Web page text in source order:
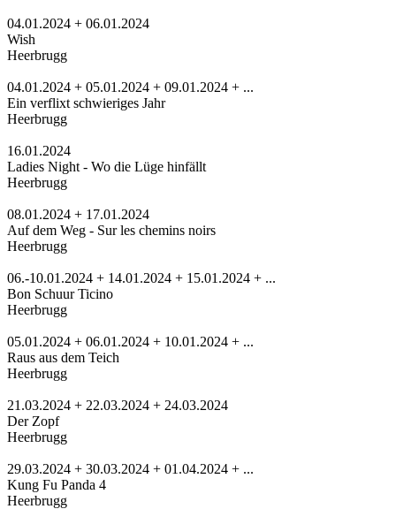
04.01.2024 + 06.01.2024
Wish
Heerbrugg
04.01.2024 + 05.01.2024 + 09.01.2024 + ...
Ein verflixt schwieriges Jahr
Heerbrugg
16.01.2024
Ladies Night - Wo die Lüge hinfällt
Heerbrugg
08.01.2024 + 17.01.2024
Auf dem Weg - Sur les chemins noirs
Heerbrugg
06.-10.01.2024 + 14.01.2024 + 15.01.2024 + ...
Bon Schuur Ticino
Heerbrugg
05.01.2024 + 06.01.2024 + 10.01.2024 + ...
Raus aus dem Teich
Heerbrugg
21.03.2024 + 22.03.2024 + 24.03.2024
Der Zopf
Heerbrugg
29.03.2024 + 30.03.2024 + 01.04.2024 + ...
Kung Fu Panda 4
Heerbrugg